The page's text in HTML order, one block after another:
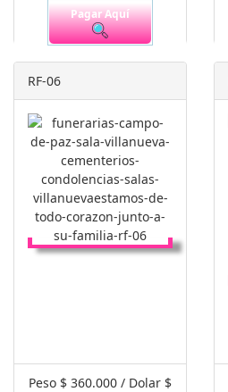
Pagar Aquí
RF-06
Peso $ 360.000 / Dolar $